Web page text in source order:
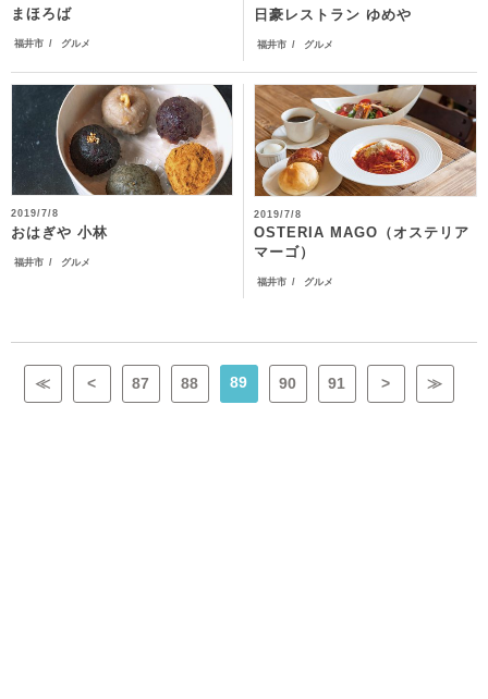
まほろば
福井市 グルメ
日豪レストラン ゆめや
福井市 グルメ
2019/7/8
おはぎや 小林
福井市 グルメ
2019/7/8
OSTERIA MAGO（オステリア
マーゴ）
福井市 グルメ
≪ < 87 88 89 90 91 > ≫